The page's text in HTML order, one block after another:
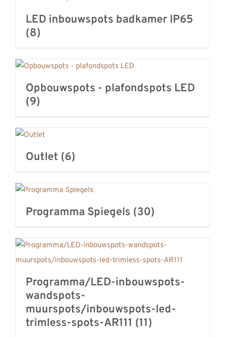
LED inbouwspots badkamer IP65
(8)
Opbouwspots - plafondspots LED
(9)
Outlet (6)
Programma Spiegels (30)
Programma/LED-inbouwspots-
wandspots-
muurspots/inbouwspots-led-
trimless-spots-AR111 (11)